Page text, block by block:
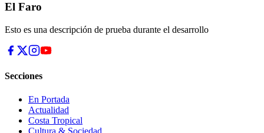
El Faro
Esto es una descripción de prueba durante el desarrollo
Secciones
En Portada
Actualidad
Costa Tropical
Cultura & Sociedad